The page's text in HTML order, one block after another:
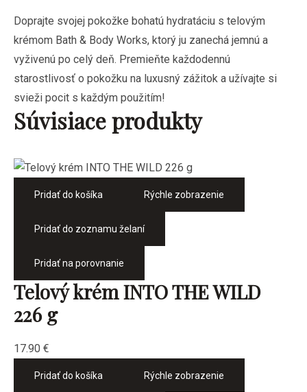
Doprajte svojej pokožke bohatú hydratáciu s telovým
krémom Bath & Body Works, ktorý ju zanechá jemnú a
vyživenú po celý deň. Premieňte každodennú
starostlivosť o pokožku na luxusný zážitok a užívajte si
svieži pocit s každým použitím!
Súvisiace produkty
Pridať do košíka Rýchle zobrazenie
Pridať do zoznamu želaní
Pridať na porovnanie
Telový krém INTO THE WILD
226 g
17.90 €
Pridať do košíka Rýchle zobrazenie